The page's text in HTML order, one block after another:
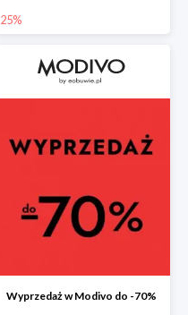
25%
Wyprzedaż w Modivo do -70%